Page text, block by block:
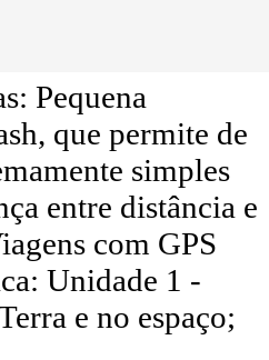
Pequena
que permite de
simples
entre distância e
com GPS
Unidade 1 -
e no espaço;